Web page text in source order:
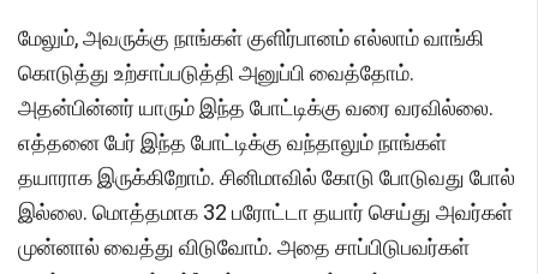
மேலும், அவருக்கு நாங்கள் குளிர்பானம் எல்லாம் வாங்கி
கொடுத்து உற்சாப்படுத்தி அனுப்பி வைத்தோம்.
அதன்பின்னர் யாரும் இந்த போட்டிக்கு வரை வரவில்லை.
எத்தனை பேர் இந்த போட்டிக்கு வந்தாலும் நாங்கள்
தயாராக இருக்கிறோம். சினிமாவில் கோடு போடுவது போல்
இல்லை. மொத்தமாக 32 பரோட்டா தயார் செய்து அவர்கள்
முன்னால் வைத்து விடுவோம். அதை சாப்பிடுபவர்கள்